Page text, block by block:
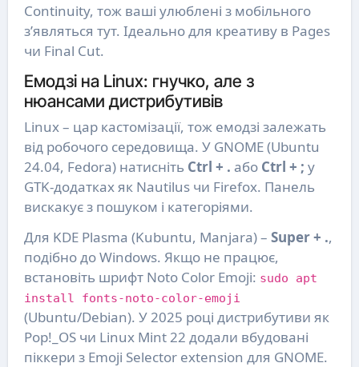
Continuity, тож ваші улюблені з мобільного
з’являться тут. Ідеально для креативу в Pages
чи Final Cut.
Емодзі на Linux: гнучко, але з
нюансами дистрибутивів
Linux – цар кастомізації, тож емодзі залежать
від робочого середовища. У GNOME (Ubuntu
24.04, Fedora) натисніть Ctrl + . або Ctrl + ; у
GTK-додатках як Nautilus чи Firefox. Панель
вискакує з пошуком і категоріями.
Для KDE Plasma (Kubuntu, Manjara) – Super + .,
подібно до Windows. Якщо не працює,
встановіть шрифт Noto Color Emoji: sudo apt
install fonts-noto-color-emoji
(Ubuntu/Debian). У 2025 році дистрибутиви як
Pop!_OS чи Linux Mint 22 додали вбудовані
піккери з Emoji Selector extension для GNOME.